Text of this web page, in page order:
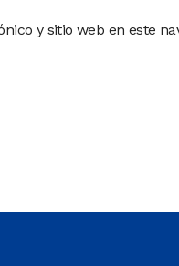
y sitio web en este